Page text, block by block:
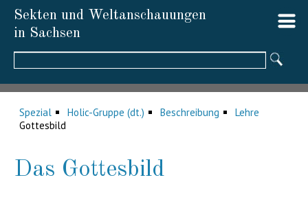
Sekten und Weltanschauungen
in Sachsen
Suchbegriffe
Spezial Holic-Gruppe (dt.) Beschreibung
Lehre
Gottesbild
Das Gottesbild